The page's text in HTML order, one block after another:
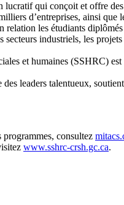
qui conçoit et offre
d’entreprises, ainsi
les étudiants
secteurs industriels, les
et humaines (SSHRC)
leaders talentueux,
consultez
www.sshrc-crsh.gc.ca.